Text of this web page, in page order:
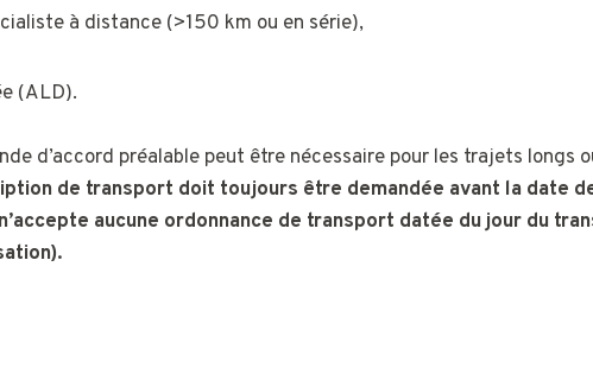
à distance (>150 km ou en série),
(ALD).
d’accord préalable peut être nécessaire pour les trajets longs
de transport doit toujours être demandée avant la date
aucune ordonnance de transport datée du jour du